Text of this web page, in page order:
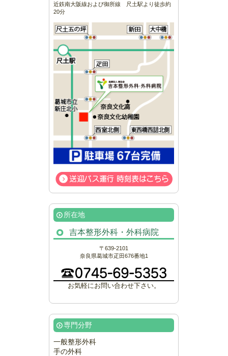
近鉄南大阪線および御所線 尺土駅より徒歩約
20分
所在地
吉本整形外科・外科病院
〒639-2101
奈良県葛城市疋田676番地1
お気軽にお問い合わせ下さい。
専門分野
一般整形外科
手の外科